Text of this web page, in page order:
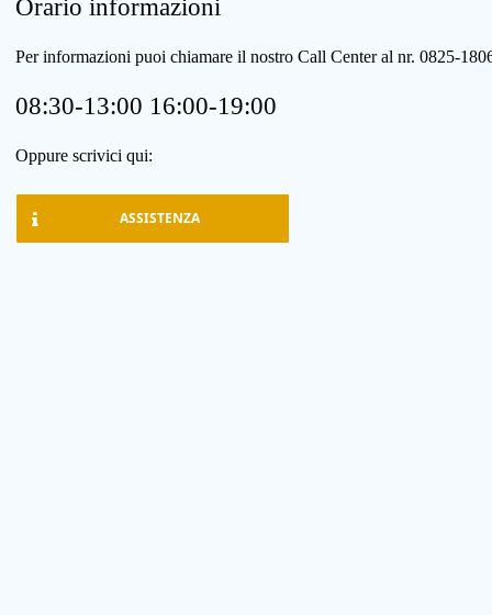
Orario informazioni
Per informazioni puoi chiamare il nostro Call Center al nr. 0825-
08:30-13:00 16:00-19:00
Oppure scrivici qui:
ASSISTENZA